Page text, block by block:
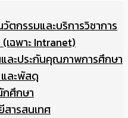
ตกรรมและบริการวิชาการ
เฉพาะ Intranet)
ละประกันคุณภาพการศึกษา
ละพัสดุ
ศึกษา
ารสนเทศ